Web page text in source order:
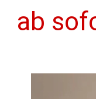
ab